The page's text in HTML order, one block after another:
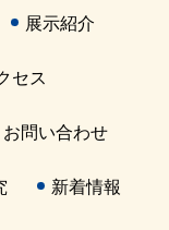
展示紹介
セス
お問い合わせ
新着情報